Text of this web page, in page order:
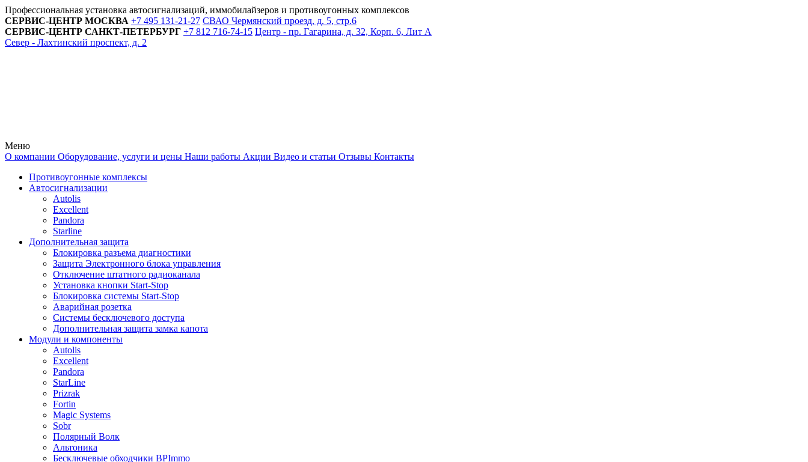
Профессиональная установка автосигнализаций, иммобилайзеров и противоугонных комплексов
СЕРВИС-ЦЕНТР МОСКВА +7 495 131-21-27 СВАО Чермянский проезд, д. 5, стр.6
СЕРВИС-ЦЕНТР САНКТ-ПЕТЕРБУРГ +7 812 716-74-15 Центр - пр. Гагарина, д. 32, Корп. 6, Лит А
Север - Лахтинский проспект, д. 2
Меню
О компании Оборудование, услуги и цены Наши работы Акции Видео и статьи Отзывы Контакты
Противоугонные комплексы
Автосигнализации
Autolis
Excellent
Pandora
Starline
Дополнительная защита
Блокировка разъема диагностики
Защита Электронного блока управления
Отключение штатного радиоканала
Установка кнопки Start-Stop
Блокировка системы Start-Stop
Аварийная розетка
Системы бесключевого доступа
Дополнительная защита замка капота
Модули и компоненты
Autolis
Excellent
Pandora
StarLine
Prizrak
Fortin
Magic Systems
Sobr
Полярный Волк
Альтоника
Бесключевые обходчики BPImmo